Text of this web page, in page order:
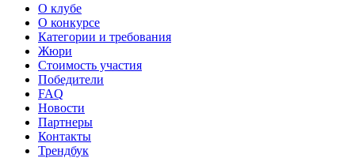
О клубе
О конкурсе
Категории и требования
Жюри
Стоимость участия
Победители
FAQ
Новости
Партнеры
Контакты
Трендбук